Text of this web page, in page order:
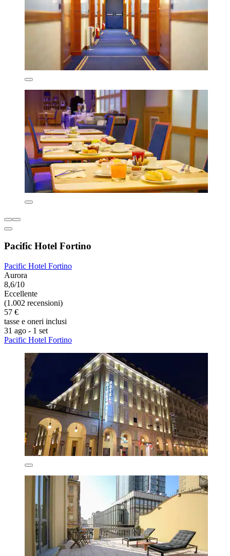
Pacific Hotel Fortino
Pacific Hotel Fortino
Aurora
8,6/10
Eccellente
(1.002 recensioni)
57 €
tasse e oneri inclusi
31 ago - 1 set
Pacific Hotel Fortino